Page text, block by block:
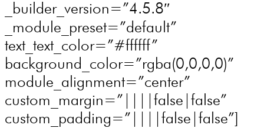
_builder_version=”4.5.8″
_module_preset=”default”
text_text_color=”#ffffff”
background_color=”rgba(0,0,0,0)”
module_alignment=”center”
custom_margin=”||||false|false”
custom_padding=”||||false|false”]